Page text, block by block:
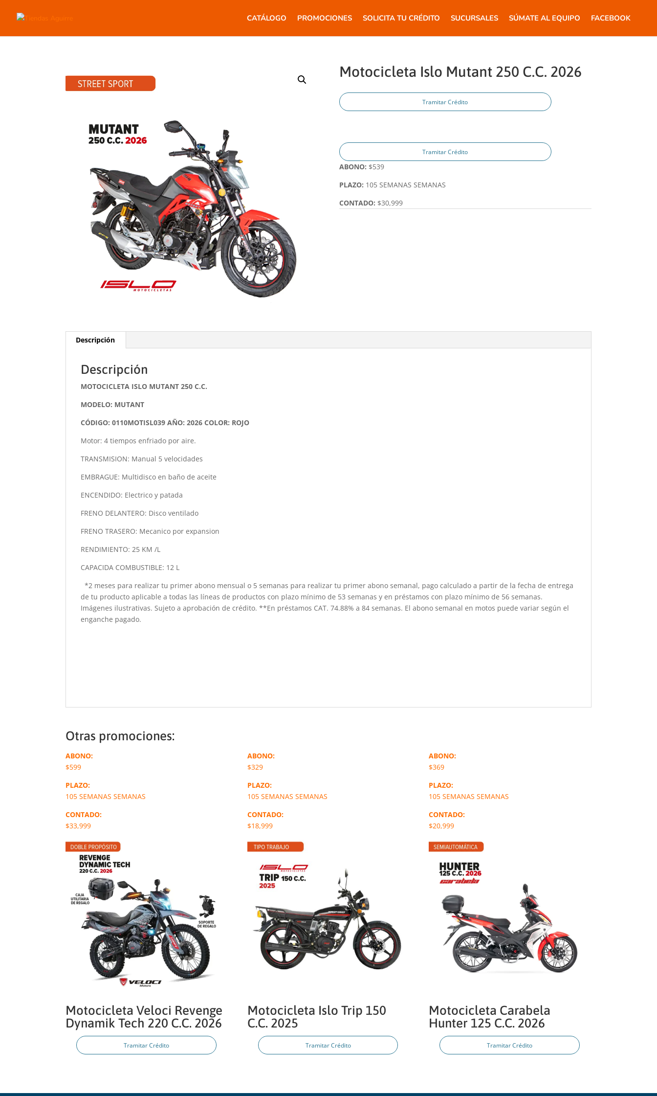
CATÁLOGO PROMOCIONES SOLICITA TU CRÉDITO SUCURSALES SÚMATE AL EQUIPO FACEBOOK
Motocicleta Islo Mutant 250 C.C. 2026
Tramitar Crédito
Tramitar Crédito
ABONO: $539
PLAZO: 105 SEMANAS SEMANAS
CONTADO: $30,999
Descripción
Descripción
MOTOCICLETA ISLO MUTANT 250 C.C.
MODELO: MUTANT
CÓDIGO: 0110MOTISL039 AÑO: 2026 COLOR: ROJO
Motor: 4 tiempos enfriado por aire.
TRANSMISION: Manual 5 velocidades
EMBRAGUE: Multidisco en baño de aceite
ENCENDIDO: Electrico y patada
FRENO DELANTERO: Disco ventilado
FRENO TRASERO: Mecanico por expansion
RENDIMIENTO: 25 KM /L
CAPACIDA COMBUSTIBLE: 12 L
*2 meses para realizar tu primer abono mensual o 5 semanas para realizar tu primer abono semanal, pago calculado a partir de la fecha de entrega
de tu producto aplicable a todas las líneas de productos con plazo mínimo de 53 semanas y en préstamos con plazo mínimo de 56 semanas.
Imágenes ilustrativas. Sujeto a aprobación de crédito. **En préstamos CAT. 74.88% a 84 semanas. El abono semanal en motos puede variar según el
enganche pagado.
Otras promociones:
ABONO:
$599
PLAZO:
105 SEMANAS SEMANAS
CONTADO:
$33,999
Motocicleta Veloci Revenge
Dynamik Tech 220 C.C. 2026
Tramitar Crédito
ABONO:
$329
PLAZO:
105 SEMANAS SEMANAS
CONTADO:
$18,999
Motocicleta Islo Trip 150
C.C. 2025
Tramitar Crédito
ABONO:
$369
PLAZO:
105 SEMANAS SEMANAS
CONTADO:
$20,999
Motocicleta Carabela
Hunter 125 C.C. 2026
Tramitar Crédito